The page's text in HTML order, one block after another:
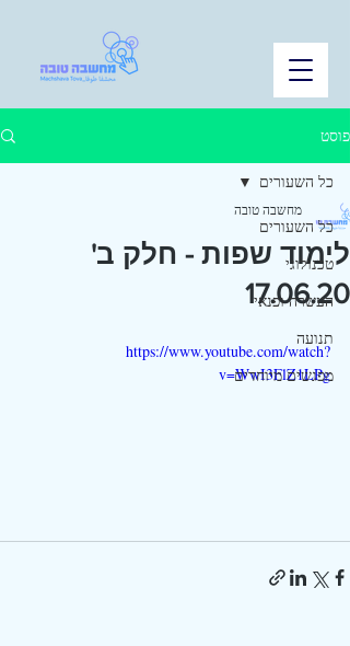
פוסט
כל השעורים
טכנולוגי
העשרה ופנאי
תנועה
מפגשים מיוחדים
כל השעורים
לימוד שפות - חלק ב'
17.06.20
מחשבה טובה
https://www.youtube.com/watch?
v=WwI3FlZ1LPg